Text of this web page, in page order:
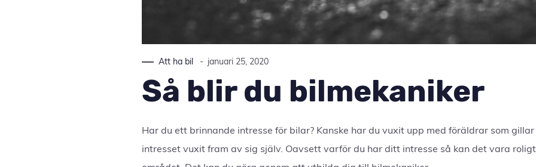
Att ha bil januari 25, 2020
Så blir du bilmekaniker
Har du ett brinnande intresse för bilar? Kanske har du vuxit upp med föräldrar som
intresset vuxit fram av sig själv. Oavsett varför du har ditt intresse så kan det vara